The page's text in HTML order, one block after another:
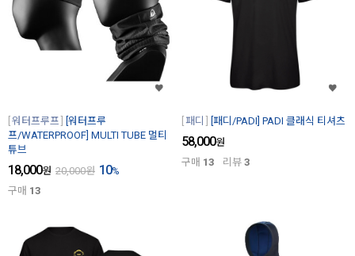
워터프루프
[워터프루
프/WATERPROOF] MULTI TUBE 멀티
튜브
18,000원 20,000원 10%
구매 13
패디 [패디/PADI] PADI 클래식 티셔츠
58,000원
구매 13 리뷰 3